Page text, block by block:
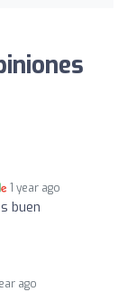
1 year ago
buen
ago